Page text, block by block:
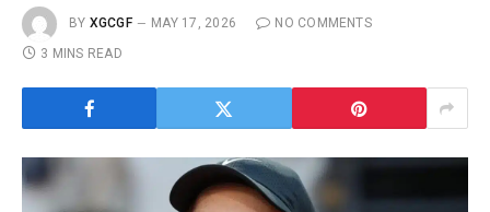
BY XGCGF MAY 17, 2026
NO COMMENTS
3 MINS READ